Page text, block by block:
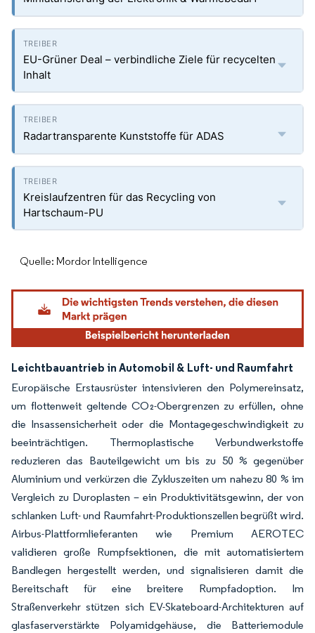
EU-Grüner Deal – verbindliche Ziele für recycelten
Inhalt
Radartransparente Kunststoffe für ADAS
Kreislaufzentren für das Recycling von
Hartschaum-PU
Quelle: Mordor Intelligence
Leichtbauantrieb in Automobil & Luft- und Raumfahrt
Europäische Erstausrüster intensivieren den Polymereinsatz,
um flottenweit geltende CO₂-Obergrenzen zu erfüllen, ohne
die Insassensicherheit oder die Montagegeschwindigkeit zu
beeinträchtigen. Thermoplastische Verbundwerkstoffe
reduzieren das Bauteilgewicht um bis zu 50 % gegenüber
Aluminium und verkürzen die Zykluszeiten um nahezu 80 % im
Vergleich zu Duroplasten – ein Produktivitätsgewinn, der von
schlanken Luft- und Raumfahrt-Produktionszellen begrüßt wird.
Airbus-Plattformlieferanten wie Premium AEROTEC
validieren große Rumpfsektionen, die mit automatisiertem
Bandlegen hergestellt werden, und signalisieren damit die
Bereitschaft für eine breitere Rumpfadoption. Im
Straßenverkehr stützen sich EV-Skateboard-Architekturen auf
glasfaserverstärkte Polyamidgehäuse, die Batteriemodule